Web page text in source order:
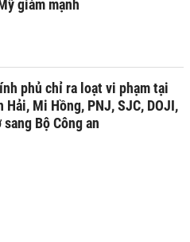
giảm mạnh
phủ chỉ ra loạt vi phạm tại
Hải, Mi Hồng, PNJ, SJC, DOJI,
Bộ Công an